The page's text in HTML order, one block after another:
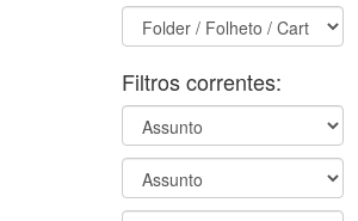
Filtros correntes: